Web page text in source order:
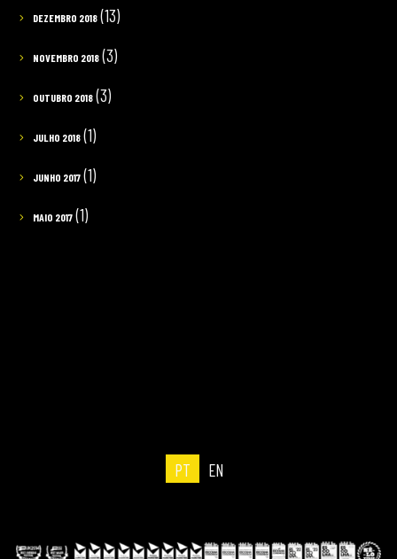
DEZEMBRO 2018(13)
NOVEMBRO 2018(3)
OUTUBRO 2018(3)
JULHO 2018(1)
JUNHO 2017(1)
MAIO 2017(1)
PT EN